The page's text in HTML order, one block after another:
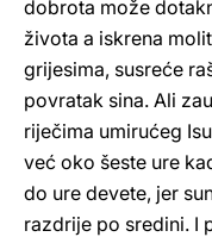
dobrota može
života a iskrena
grijesima, susreće
povratak sina. Ali
riječima umirućeg
već oko šeste ure
do ure devete, jer
razdrije po sredini. I